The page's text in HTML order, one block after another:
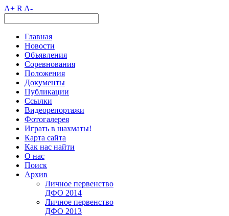
A+ R A-
Главная
Новости
Объявления
Соревнования
Положения
Документы
Публикации
Ссылки
Видеорепортажи
Фотогалерея
Играть в шахматы!
Карта сайта
Как нас найти
О нас
Поиск
Архив
Личное первенство
ДФО 2014
Личное первенство
ДФО 2013